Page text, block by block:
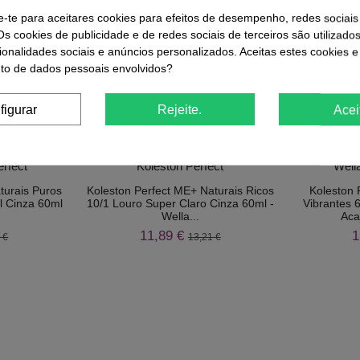
Outros Produtos Na Mesma
Puros
Cinza 60ml
€
Koleston Perfect ME+ Naturais Ricos
10/1 Louro Super Claro Cinza 60ml -
Wella...
11,89 €13,21 €
-10%
Koleston
Vibrantes
te para aceitares cookies para efeitos de desempenho, redes sociais
cookies de publicidade e de redes sociais de terceiros são
sociais e anúncios personalizados. Aceitas estes cookies
de dados pessoais envolvidos?
Rejeite.